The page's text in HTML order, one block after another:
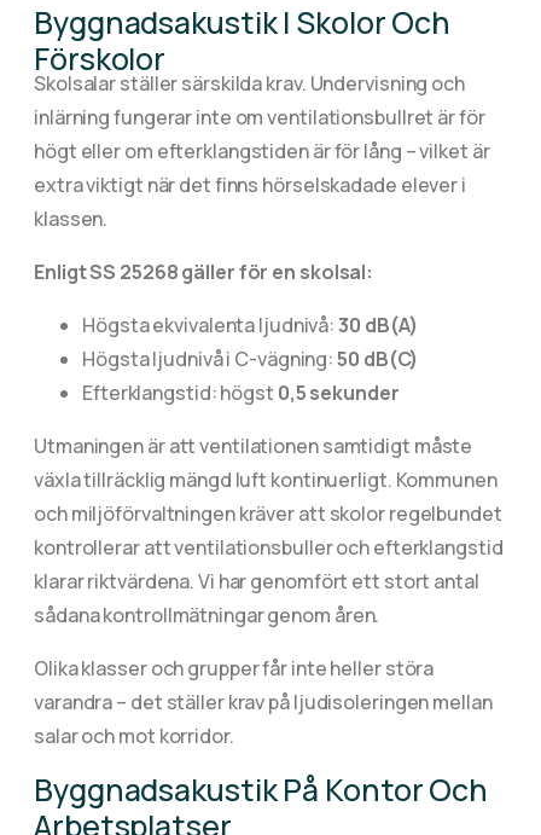
Byggnadsakustik I Skolor Och
Förskolor
Skolsalar ställer särskilda krav. Undervisning och
inlärning fungerar inte om ventilationsbullret är för
högt eller om efterklangstiden är för lång – vilket är
extra viktigt när det finns hörselskadade elever i
klassen.
Enligt SS 25268 gäller för en skolsal:
Högsta ekvivalenta ljudnivå:30 dB(A)
Högsta ljudnivå i C-vägning:50 dB(C)
Efterklangstid: högst 0,5 sekunder
Utmaningen är att ventilationen samtidigt måste
växla tillräcklig mängd luft kontinuerligt. Kommunen
och miljöförvaltningen kräver att skolor regelbundet
kontrollerar att ventilationsbuller och efterklangstid
klarar riktvärdena. Vi har genomfört ett stort antal
sådana kontrollmätningar genom åren.
Olika klasser och grupper får inte heller störa
varandra – det ställer krav på ljudisoleringen mellan
salar och mot korridor.
Byggnadsakustik På Kontor Och
Arbetsplatser